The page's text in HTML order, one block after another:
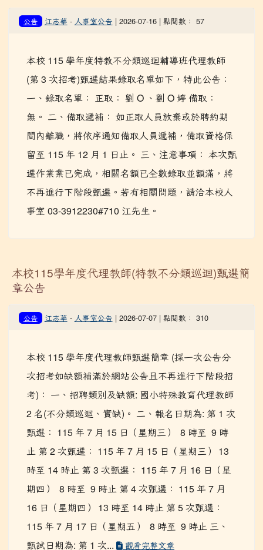
公告 江志華 - 人事室公告 | 2026-07-16 | 點閱數： 57
本校 115 學年度特教不分類巡迴輔導班代理教師
(第 3 次招考)甄選結果錄取名單如下，特此公告：
一、錄取名單： 正取： 劉 O 、劉 O 婷 備取：
無。 二、備取遞補： 如正取人員放棄或於聘約期
間內離職，將依序通知備取人員遞補，備取資格保
留至 115 年 12 月 1 日止。 三、注意事項： 本次甄
選作業業已完成，相關名額已全數錄取並額滿，將
不再進行下階段甄選。若有相關問題，請洽本校人
事室 03-3912230#710 江先生。
本校115學年度代理教師(特教不分類巡迴)甄選簡
章公告
公告 江志華 - 人事室公告 | 2026-07-07 | 點閱數： 310
本校 115 學年度代理教師甄選簡章 (採一次公告分
次招考如缺額補滿於網站公告且不再進行下階段招
考)： 一、招聘類別及缺額: 國小特殊教育代理教師
2 名(不分類巡迴、實缺)。 二、報名日期為: 第 1 次
甄選： 115 年 7 月 15 日（星期三） 8 時至 9 時
止 第 2 次甄選： 115 年 7 月 15 日（星期三） 13
時至 14 時止 第 3 次甄選： 115 年 7 月 16 日（星
期四） 8 時至 9 時止 第 4 次甄選： 115 年 7 月
16 日（星期四） 13 時至 14 時止 第 5 次甄選：
115 年 7 月 17 日（星期五） 8 時至 9 時止 三、
甄試日期為: 第 1 次...
觀看完整文章